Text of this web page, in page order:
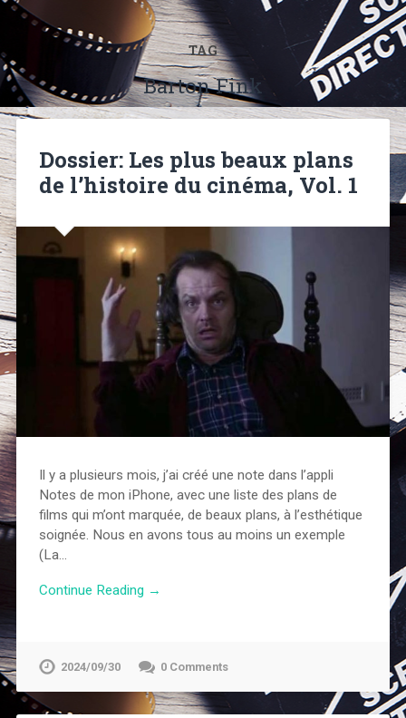
TAG
Barton Fink
Dossier: Les plus beaux plans
de l’histoire du cinéma, Vol. 1
Il y a plusieurs mois, j’ai créé une note dans l’appli
Notes de mon iPhone, avec une liste des plans de
films qui m’ont marquée, de beaux plans, à l’esthétique
soignée. Nous en avons tous au moins un exemple
(La…
Continue Reading →
2024/09/30 0 Comments